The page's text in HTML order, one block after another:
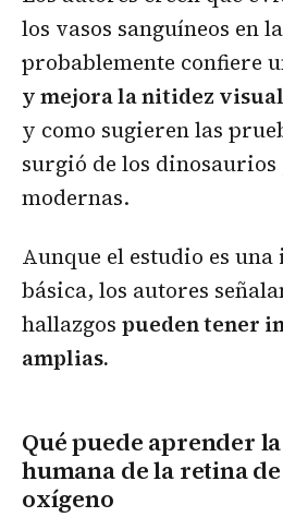
los vasos sanguíneos en
probablemente confiere
y mejora la nitidez
y como sugieren las
surgió de los dinosaurios
modernas.
Aunque el estudio es
básica, los autores
hallazgos pueden tener
amplias.
Qué puede aprender
humana de la retina
oxígeno